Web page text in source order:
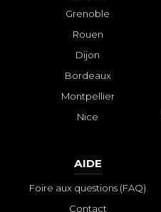
Grenoble
Rouen
Dijon
Bordeaux
Montpellier
Nice
AIDE
Foire aux questions (FAQ)
Contact